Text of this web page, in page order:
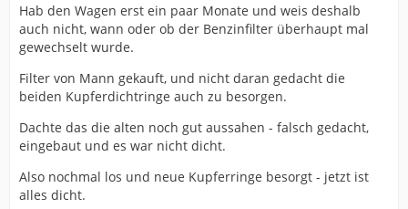
Hab den Wagen erst ein paar Monate und weis deshalb
auch nicht, wann oder ob der Benzinfilter überhaupt mal
gewechselt wurde.
Filter von Mann gekauft, und nicht daran gedacht die
beiden Kupferdichtringe auch zu besorgen.
Dachte das die alten noch gut aussahen - falsch gedacht,
eingebaut und es war nicht dicht.
Also nochmal los und neue Kupferringe besorgt - jetzt ist
alles dicht.